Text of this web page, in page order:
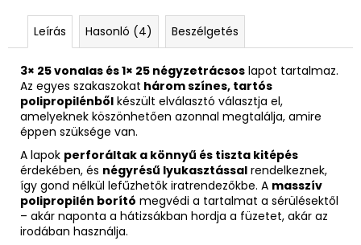
Leírás Hasonló (4) Beszélgetés
3× 25 vonalas és 1× 25 négyzetrácsos lapot tartalmaz.
Az egyes szakaszokat három színes, tartós
polipropilénből készült elválasztó választja el,
amelyeknek köszönhetően azonnal megtalálja, amire
éppen szüksége van.
A lapok perforáltak a könnyű és tiszta kitépés
érdekében, és négyrésű lyukasztással rendelkeznek,
így gond nélkül lefűzhetők iratrendezőkbe. A masszív
polipropilén borító megvédi a tartalmat a sérülésektől
– akár naponta a hátizsákban hordja a füzetet, akár az
irodában használja.